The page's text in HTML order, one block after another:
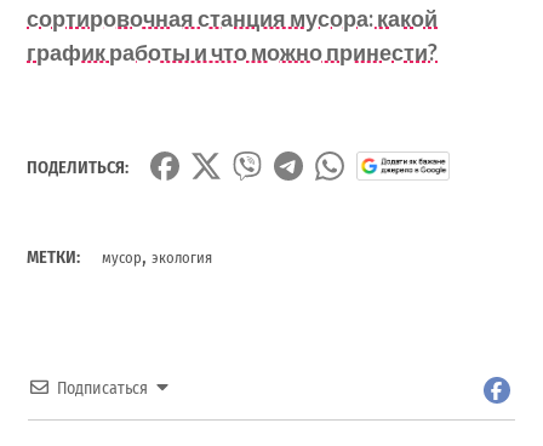
сортировочная станция мусора: какой
график работы и что можно принести?
ПОДЕЛИТЬСЯ:
МЕТКИ: мусор,экология
Подписаться